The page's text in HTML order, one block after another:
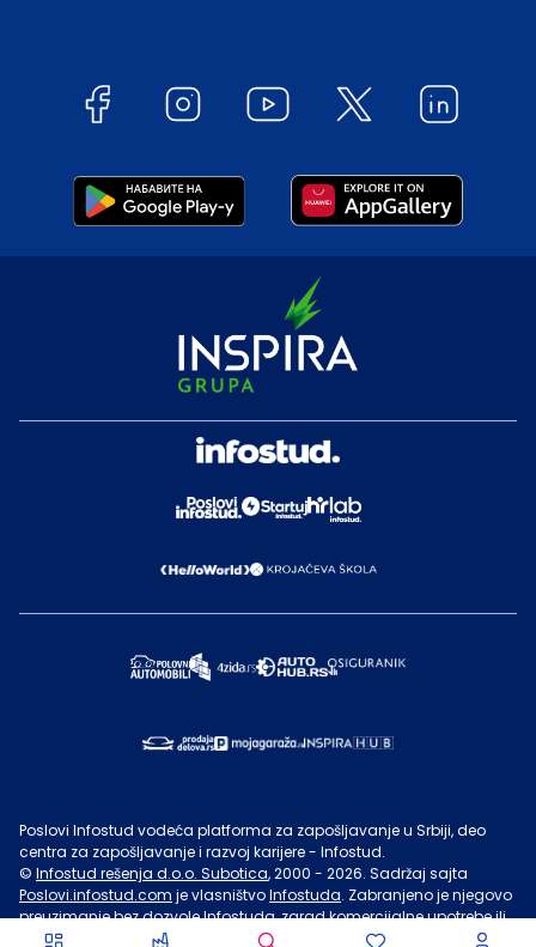
Poslovi Infostud vodeća platforma za zapošljavanje u Srbiji, deo
centra za zapošljavanje i razvoj karijere - Infostud.
© Infostud rešenja d.o.o. Subotica, 2000 - 2026. Sadržaj sajta
Poslovi.infostud.com je vlasništvoInfostuda. Zabranjeno je njegovo
preuzimanje bez dozvoleInfostuda, zarad komercijalne upotrebe ili
u druge svrhe, osim za lične potrebe posetilaca sajta.